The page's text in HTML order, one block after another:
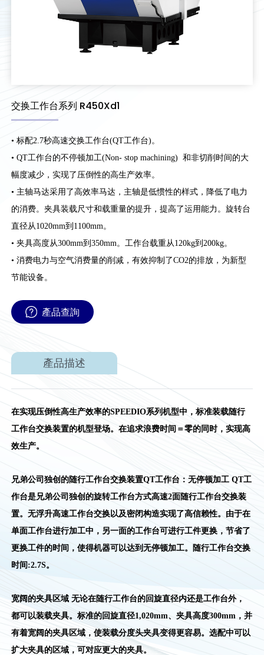
交换工作台系列 R450Xd1
• 标配2.7秒高速交换工作台(QT工作台)。
• QT工作台的不停顿加工(Non- stop machining) 和非切削时间的大
幅度减少，实现了压倒性的高生产效率。
• 主轴马达采用了高效率马达，主轴是低惯性的样式，降低了电力
的消费。夹具装载尺寸和载重量的提升，提高了运用能力。旋转台
直径从1020mm到1100mm。
• 夹具高度从300mm到350mm。工作台载重从120kg到200kg。
• 消费电力与空气消费量的削减，有效抑制了CO2的排放，为新型
节能设备。
產品查詢
產品描述
在实现压倒性高生产效率的SPEEDIO系列机型中，标准装载随行
工作台交换装置的机型登场。在追求浪费时间＝零的同时，实现高
效生产。
兄弟公司独创的随行工作台交换装置QT工作台：无停顿加工 QT工
作台是兄弟公司独创的旋转工作台方式高速2面随行工作台交换装
置。无浮升高速工作台交换以及密闭构造实现了高信赖性。由于在
单面工作台进行加工中，另一面的工作台可进行工件更换，节省了
更换工件的时间，使得机器可以达到无停顿加工。随行工作台交换
时间:2.7S。
宽阔的夹具区域 无论在随行工作台的回旋直径内还是工作台外，
都可以装载夹具。标准的回旋直径1,020mm、夹具高度300mm，并
有着宽阔的夹具区域，使装载分度头夹具变得更容易。选配中可以
扩大夹具的区域，可对应更大的夹具。